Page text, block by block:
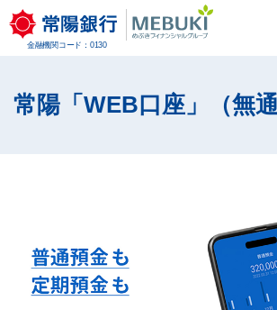
金融機関コード：0130
常陽「WEB口座」（無通